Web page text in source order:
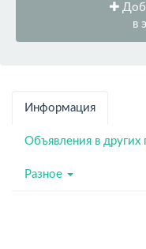
в
Информация
Объявления в других
Разное